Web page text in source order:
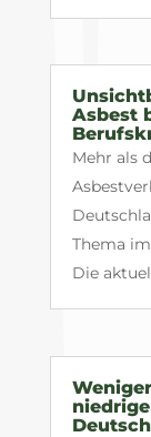
Asbest
Mehr als
Thema
Die